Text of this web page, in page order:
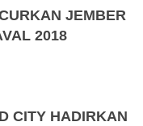
JEMBER
2018
CITY HADIRKAN